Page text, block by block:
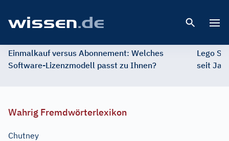
Einmalkauf versus Abonnement: Welches
Software-Lizenzmodell passt zu Ihnen?
Lego
seit
Wahrig Fremdwörterlexikon
Chutney